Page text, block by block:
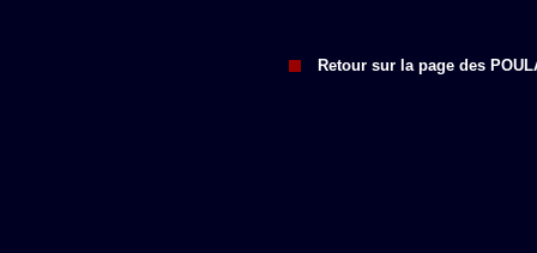
Retour sur la page des